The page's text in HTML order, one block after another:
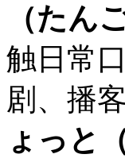
（たん
触日常
剧、播
ょっと